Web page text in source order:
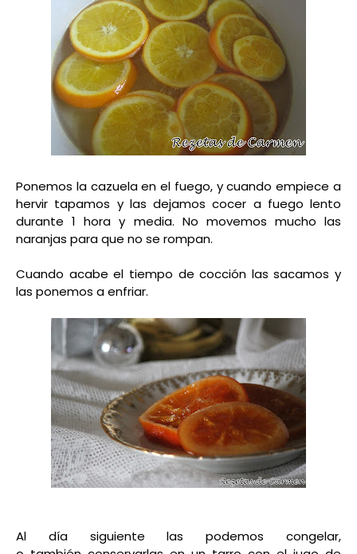
Ponemos la cazuela en el fuego, y cuando empiece a
hervir tapamos y las dejamos cocer a fuego lento
durante 1 hora y media. No movemos mucho las
naranjas para que no se rompan.
Cuando acabe el tiempo de cocción las sacamos y
las ponemos a enfriar.
Al día siguiente las podemos congelar,